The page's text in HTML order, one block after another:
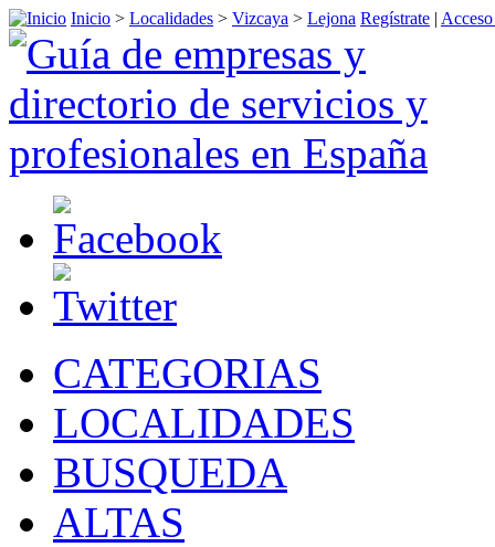
Inicio > Localidades > Vizcaya > Lejona Regístrate |
CATEGORIAS
LOCALIDADES
BUSQUEDA
ALTAS